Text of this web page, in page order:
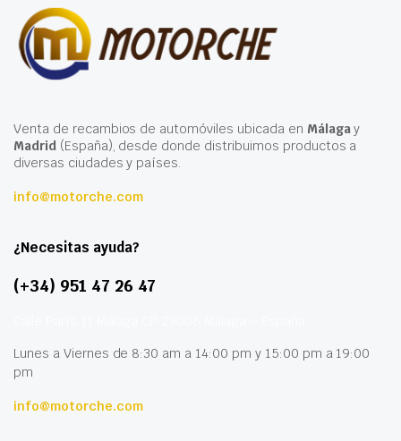
Venta de recambios de automóviles ubicada en Málagay
Madrid(España), desde donde distribuimos productos a
diversas ciudades y países.
info@motorche.com
¿Necesitas ayuda?
(+34) 951 47 26 47
Lunes a Viernes de 8:30 am a 14:00 pm y 15:00 pm a 19:00
pm
info@motorche.com